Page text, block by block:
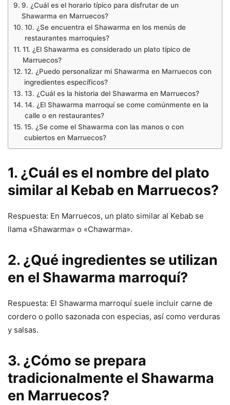
9. ¿Cuál es el horario típico para disfrutar de un
Shawarma en Marruecos?
10. ¿Se encuentra el Shawarma en los menús de
restaurantes marroquíes?
11. ¿El Shawarma es considerado un plato típico de
Marruecos?
12. ¿Puedo personalizar mi Shawarma en Marruecos con
ingredientes específicos?
13. ¿Cuál es la historia del Shawarma en Marruecos?
14. ¿El Shawarma marroquí se come comúnmente en la
calle o en restaurantes?
15. ¿Se come el Shawarma con las manos o con
cubiertos en Marruecos?
1. ¿Cuál es el nombre del plato
similar al Kebab en Marruecos?
Respuesta: En Marruecos, un plato similar al Kebab se
llama «Shawarma» o «Chawarma».
2. ¿Qué ingredientes se utilizan
en el Shawarma marroquí?
Respuesta: El Shawarma marroquí suele incluir carne de
cordero o pollo sazonada con especias, así como verduras
y salsas.
3. ¿Cómo se prepara
tradicionalmente el Shawarma
en Marruecos?